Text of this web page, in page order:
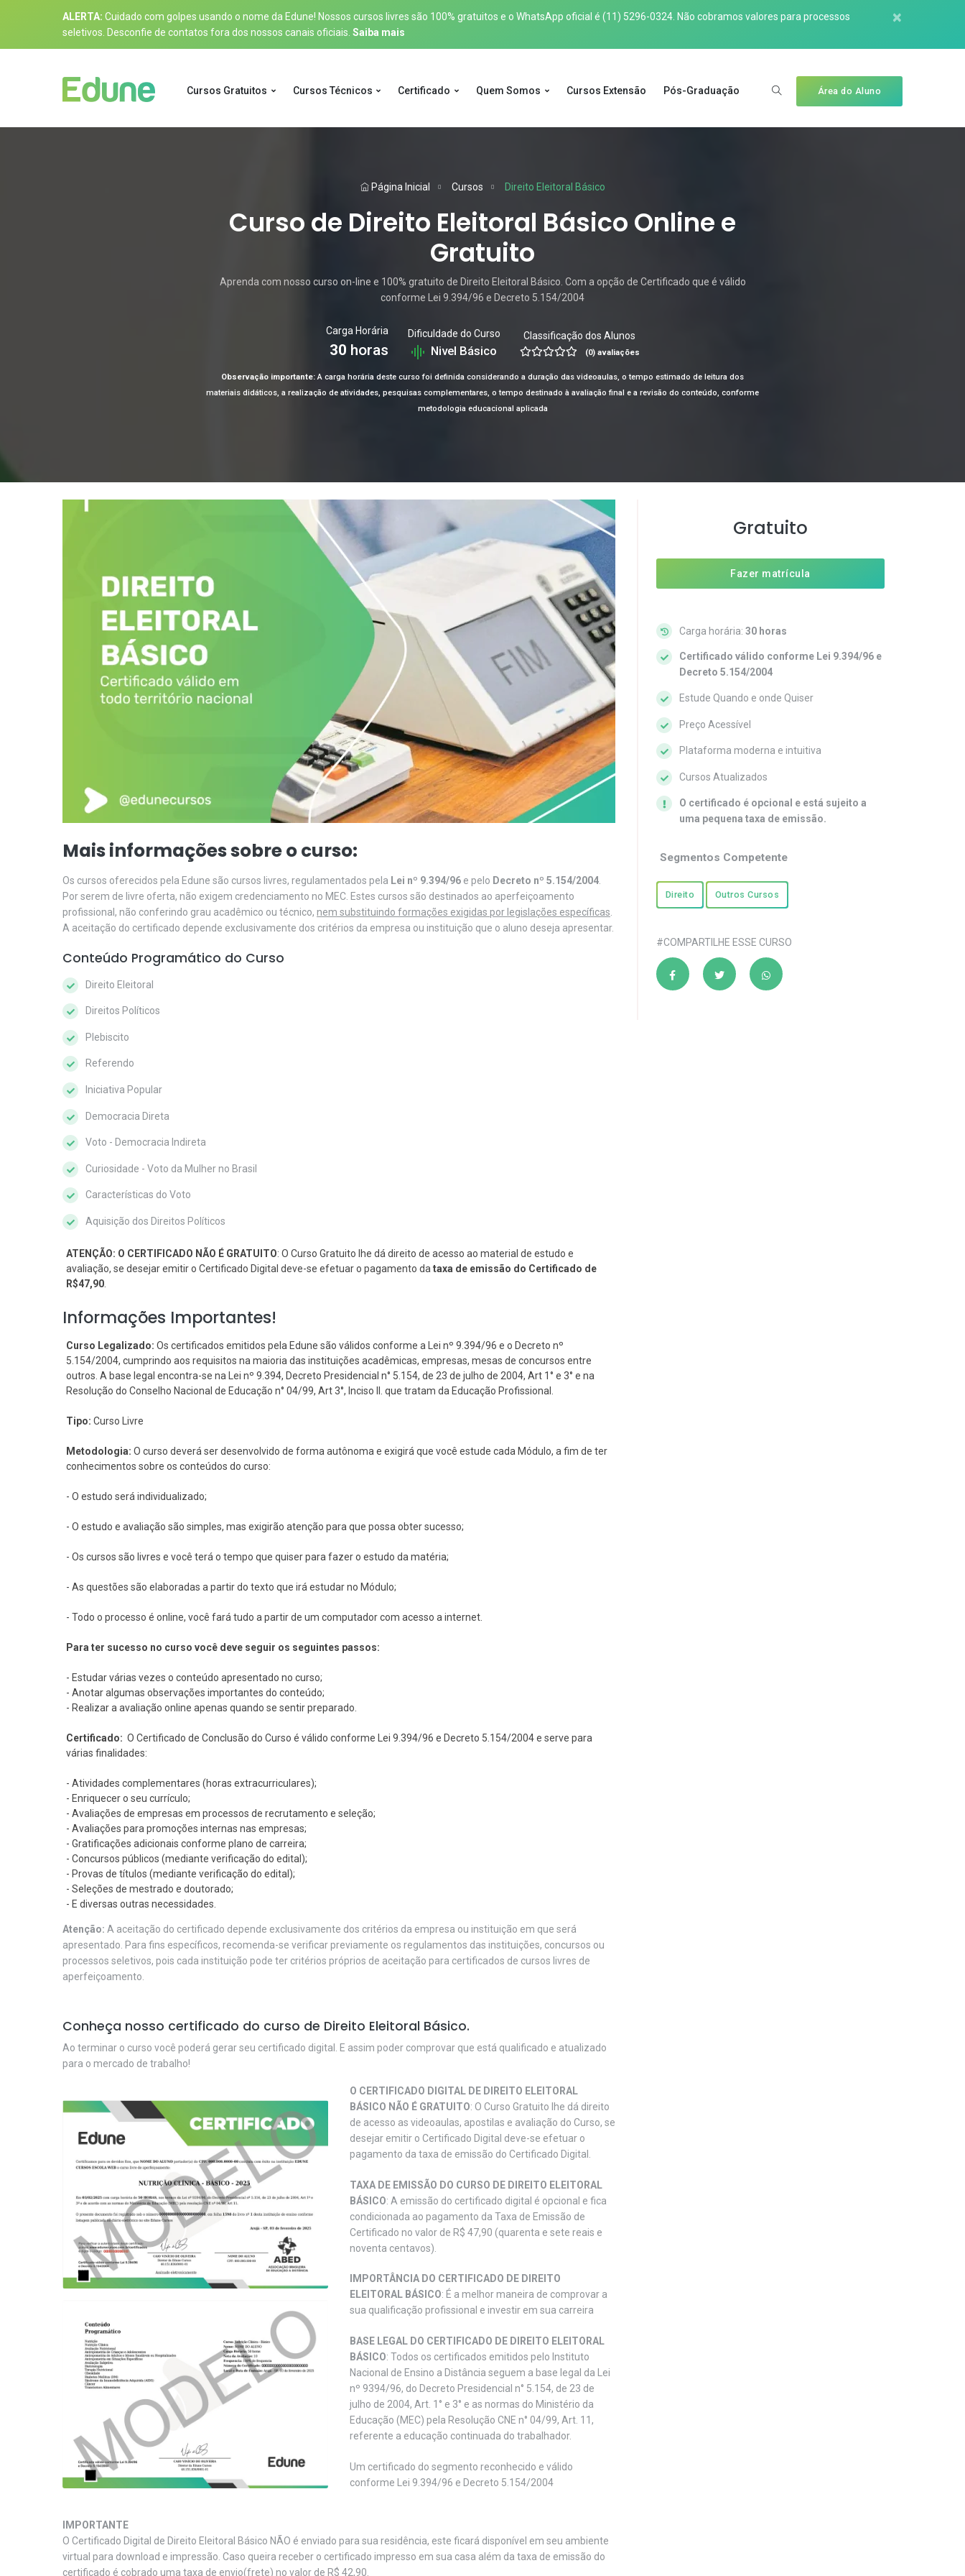
ALERTA: Cuidado com golpes usando o nome da Edune! Nossos cursos livres são 100% gratuitos e o WhatsApp oficial é (11) 5296-0324 . Não cobramos valores para processos
seletivos. Desconfie de contatos fora dos nossos canais oficiais. Saiba mais
×
Cursos Gratuitos Cursos Técnicos Certificado Quem Somos Cursos Extensão Pós-Graduação Área do Aluno
Página Inicial Cursos Direito Eleitoral Básico
Curso de Direito Eleitoral Básico Online e
Gratuito
Aprenda com nosso curso on-line e 100% gratuito de Direito Eleitoral Básico. Com a opção de Certificado que é válido
conforme Lei 9.394/96 e Decreto 5.154/2004
Carga Horária
30 horas
Dificuldade do Curso
Nivel Básico
Classificação dos Alunos
(0) avaliações
Observação importante:A carga horária deste curso foi definida considerando a duração das videoaulas, o tempo estimado de leitura dos
materiais didáticos, a realização de atividades, pesquisas complementares, o tempo destinado à avaliação final e a revisão do conteúdo, conforme
metodologia educacional aplicada
Mais informações sobre o curso:
Os cursos oferecidos pela Edune são cursos livres, regulamentados pela Lei nº 9.394/96 e pelo Decreto nº 5.154/2004
Por serem de livre oferta, não exigem credenciamento no MEC. Estes cursos são destinados ao aperfeiçoamento
profissional, não conferindo grau acadêmico ou técnico, nem substituindo formações exigidas por legislações específicas
A aceitação do certificado depende exclusivamente dos critérios da empresa ou instituição que o aluno deseja apresentar.
Conteúdo Programático do Curso
Direito Eleitoral
Direitos Políticos
Plebiscito
Referendo
Iniciativa Popular
Democracia Direta
Voto - Democracia Indireta
Curiosidade - Voto da Mulher no Brasil
Características do Voto
Aquisição dos Direitos Políticos
ATENÇÃO: O CERTIFICADO NÃO É GRATUITO: O Curso Gratuito lhe dá direito de acesso ao material de estudo e
avaliação, se desejar emitir o Certificado Digital deve-se efetuar o pagamento da taxa de emissão do Certificado de
R$47,90
Informações Importantes!
Curso Legalizado: Os certificados emitidos pela Edune são válidos conforme a Lei nº 9.394/96 e o Decreto nº
5.154/2004, cumprindo aos requisitos na maioria das instituições acadêmicas, empresas, mesas de concursos entre
outros. A base legal encontra-se na Lei nº 9.394, Decreto Presidencial n° 5.154, de 23 de julho de 2004, Art 1° e 3° e na
Resolução do Conselho Nacional de Educação n° 04/99, Art 3°, Inciso II. que tratam da Educação Profissional.
Tipo: Curso Livre
Metodologia: O curso deverá ser desenvolvido de forma autônoma e exigirá que você estude cada Módulo, a fim de ter
conhecimentos sobre os conteúdos do curso:
- O estudo será individualizado;
- O estudo e avaliação são simples, mas exigirão atenção para que possa obter sucesso;
- Os cursos são livres e você terá o tempo que quiser para fazer o estudo da matéria;
- As questões são elaboradas a partir do texto que irá estudar no Módulo;
- Todo o processo é online, você fará tudo a partir de um computador com acesso a internet.
Para ter sucesso no curso você deve seguir os seguintes passos:
- Estudar várias vezes o conteúdo apresentado no curso;
- Anotar algumas observações importantes do conteúdo;
- Realizar a avaliação online apenas quando se sentir preparado.
Certificado: O Certificado de Conclusão do Curso é válido conforme Lei 9.394/96 e Decreto 5.154/2004 e serve para
várias finalidades:
- Atividades complementares (horas extracurriculares);
- Enriquecer o seu currículo;
- Avaliações de empresas em processos de recrutamento e seleção;
- Avaliações para promoções internas nas empresas;
- Gratificações adicionais conforme plano de carreira;
- Concursos públicos (mediante verificação do edital);
- Provas de títulos (mediante verificação do edital);
- Seleções de mestrado e doutorado;
- E diversas outras necessidades.
Atenção: A aceitação do certificado depende exclusivamente dos critérios da empresa ou instituição em que será
apresentado. Para fins específicos, recomenda-se verificar previamente os regulamentos das instituições, concursos ou
processos seletivos, pois cada instituição pode ter critérios próprios de aceitação para certificados de cursos livres de
aperfeiçoamento.
Conheça nosso certificado do curso de Direito Eleitoral Básico.
Ao terminar o curso você poderá gerar seu certificado digital. E assim poder comprovar que está qualificado e atualizado
para o mercado de trabalho!
O CERTIFICADO DIGITAL DE DIREITO ELEITORAL
BÁSICO NÃO É GRATUITO: O Curso Gratuito lhe dá direito
de acesso as videoaulas, apostilas e avaliação do Curso, se
desejar emitir o Certificado Digital deve-se efetuar o
pagamento da taxa de emissão do Certificado Digital.
TAXA DE EMISSÃO DO CURSO DE DIREITO ELEITORAL
BÁSICO: A emissão do certificado digital é opcional e fica
condicionada ao pagamento da Taxa de Emissão de
Certificado no valor de R$ 47,90 (quarenta e sete reais e
noventa centavos).
IMPORTÂNCIA DO CERTIFICADO DE DIREITO
ELEITORAL BÁSICO: É a melhor maneira de comprovar a
sua qualificação profissional e investir em sua carreira
BASE LEGAL DO CERTIFICADO DE DIREITO ELEITORAL
BÁSICO: Todos os certificados emitidos pelo Instituto
Nacional de Ensino a Distância seguem a base legal da Lei
nº 9394/96, do Decreto Presidencial n° 5.154, de 23 de
julho de 2004, Art. 1° e 3° e as normas do Ministério da
Educação (MEC) pela Resolução CNE n° 04/99, Art. 11,
referente a educação continuada do trabalhador.
Um certificado do segmento reconhecido e válido
conforme Lei 9.394/96 e Decreto 5.154/2004
IMPORTANTE
O Certificado Digital de Direito Eleitoral Básico NÃO é enviado para sua residência, este ficará disponível em seu ambiente
virtual para download e impressão. Caso queira receber o certificado impresso em sua casa além da taxa de emissão do
certificado é cobrado uma taxa de envio(frete) no valor de R$ 42,90.
Gratuito
Fazer matrícula
Carga horária: 30 horas
Certificado válido conforme Lei 9.394/96 e
Decreto 5.154/2004
Estude Quando e onde Quiser
Preço Acessível
Plataforma moderna e intuitiva
Cursos Atualizados
O certificado é opcional e está sujeito a
uma pequena taxa de emissão.
Segmentos Competente
Direito Outros Cursos
#COMPARTILHE ESSE CURSO